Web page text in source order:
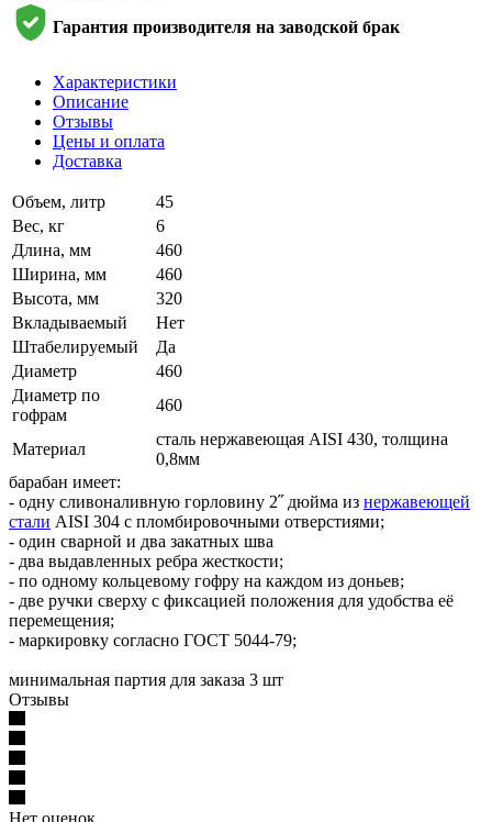
Гарантия производителя на заводской брак
Характеристики
Описание
Отзывы
Цены и оплата
Доставка
Объем, литр
45
Вес, кг
6
Длина, мм
460
Ширина, мм
460
Высота, мм
320
Вкладываемый
Нет
Штабелируемый
Да
Диаметр
460
Диаметр по
гофрам
460
Материал
сталь нержавеющая AISI 430, толщина
0,8мм
барабан имеет:
- одну сливоналивную горловину 2˝ дюйма из нержавеющей
стали AISI 304 с пломбировочными отверстиями;
- один сварной и два закатных шва
- два выдавленных ребра жесткости;
- по одному кольцевому гофру на каждом из доньев;
- две ручки сверху с фиксацией положения для удобства её
перемещения;
- маркировку согласно ГОСТ 5044-79;
минимальная партия для заказа 3 шт
Отзывы
Нет оценок